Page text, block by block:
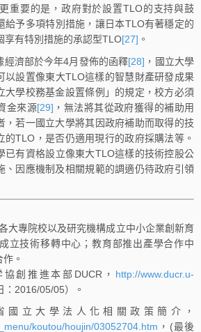
重要的是，政府對於設置TLO的支持與鼓
給予多項特別措施，讓日本TLO有著穩定的
享有特別措施的承認型TLO[27] 。
濟部於今年4月發佈的函釋[28] ，國立大學
以設置像東大TLO這樣的智慧財產研發成果
大學校務基金設置條例」的規定，校方必須
金來源[29] ，無法將其從政府獲得的補助用
，若一國立大學將其因政府補助而取得的技
的TLO，是否仍適用現行的政府採購法等。
已有資格設立像東大TLO這樣的技術控股公
、因應機制及相關規範的調適仍待政府引領
大專院校以及研究機構成立中小企業創新育
立技術移轉中心；教育部推出產學合作中
。
創推進本部DUCR， http://www.ducr.u-
：2016/05/05）。
國立大學法人化相關政策簡介，
koutou/houjin/03052704.htm ，(最後